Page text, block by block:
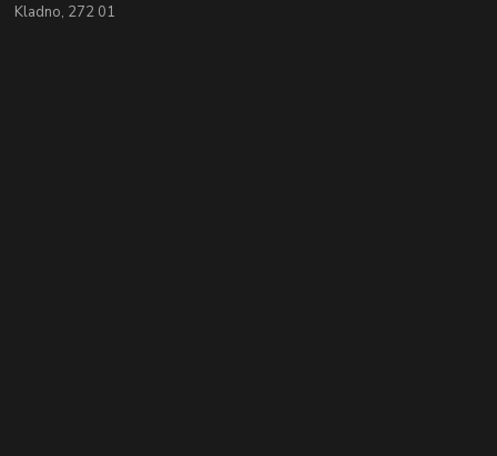
Kladno, 272 01